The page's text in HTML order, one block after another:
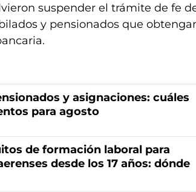
suspender el trámite de fe
y pensionados que
y asignaciones: cuáles
para agosto
de formación laboral para
desde los 17 años: dónde